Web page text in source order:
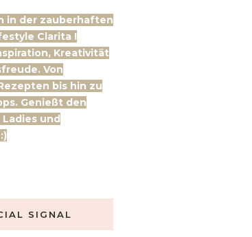
in der zauberhaften
Clarita !
Kreativität
Von
bis hin zu
Genießt den
und
SIGNAL